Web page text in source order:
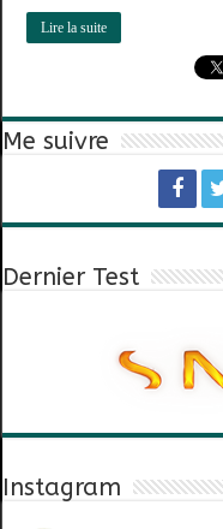
Lire la suite
Me suivre
Dernier Test
Instagram